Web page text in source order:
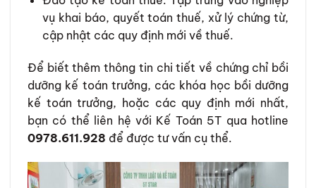
vụ khai báo, quyết toán thuế, xử lý chứng từ,
cập nhật các quy định mới về thuế.
Để biết thêm thông tin chi tiết về chứng chỉ bồi
dưỡng kế toán trưởng, các khóa học bồi dưỡng
kế toán trưởng, hoặc các quy định mới nhất,
bạn có thể liên hệ với Kế Toán 5T qua hotline
0978.611.928 để được tư vấn cụ thể.